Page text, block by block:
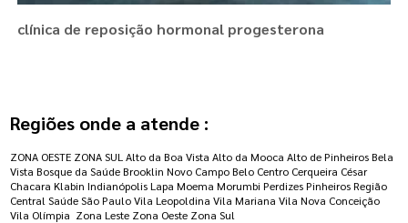
clínica de reposição hormonal progesterona
Regiões onde a atende :
ZONA OESTE ZONA SUL Alto da Boa Vista Alto da Mooca Alto de Pinheiros Bela
Vista Bosque da Saúde Brooklin Novo Campo Belo Centro Cerqueira César
Chacara Klabin Indianópolis Lapa Moema Morumbi Perdizes Pinheiros Região
Central Saúde São Paulo Vila Leopoldina Vila Mariana Vila Nova Conceição
Vila Olímpia Zona Leste Zona Oeste Zona Sul